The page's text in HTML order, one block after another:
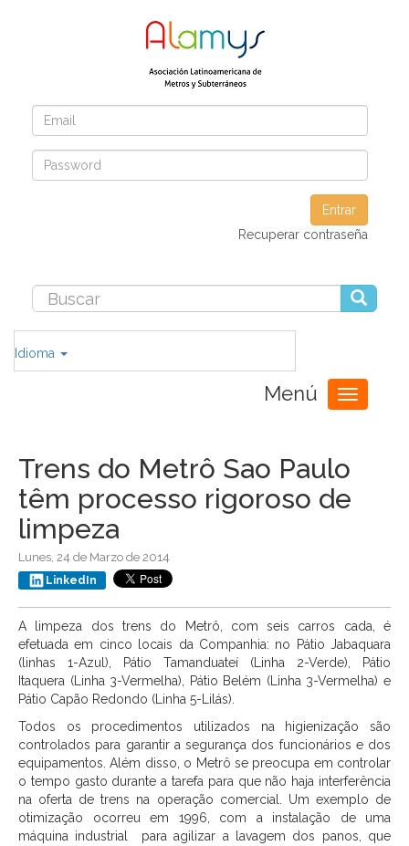
Entrar
Recuperar contraseña
Idioma
Menú
Toggle
navigation
Trens do Metrô Sao Paulo
têm processo rigoroso de
limpeza
Lunes, 24 de Marzo de 2014
LinkedIn
A limpeza dos trens do Metrô, com seis carros cada, é
efetuada em cinco locais da Companhia: no Pátio Jabaquara
(linhas 1-Azul), Pátio Tamanduateí (Linha 2-Verde), Pátio
Itaquera (Linha 3-Vermelha), Pátio Belém (Linha 3-Vermelha) e
Pátio Capão Redondo (Linha 5-Lilás).
Todos os procedimentos utilizados na higienização são
controlados para garantir a segurança dos funcionários e dos
equipamentos. Além disso, o Metrô se preocupa em controlar
o tempo gasto durante a tarefa para que não haja interferência
na oferta de trens na operação comercial. Um exemplo de
otimização ocorreu em 1996, com a instalação de uma
máquina industrial para agilizar a lavagem dos panos, que